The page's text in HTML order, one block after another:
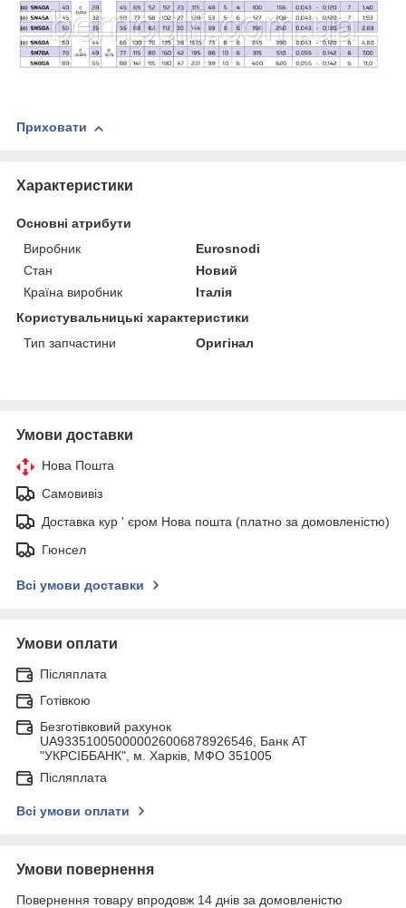
Приховати
Характеристики
Основні атрибути
Виробник
Eurosnodi
Стан
Новий
Країна виробник
Італія
Користувальницькі характеристики
Тип запчастини
Оригінал
Умови доставки
Нова Пошта
Самовивіз
Доставка кур ' єром Нова пошта (платно за домовленістю)
Гюнсел
Всі умови доставки
Умови оплати
Післяплата
Готівкою
Безготівковий рахунок
UA933510050000026006878926546, Банк АТ
"УКРСIББАНК", м. Харків, МФО 351005
Післяплата
Всі умови оплати
Умови повернення
Повернення товару впродовж 14 днів за домовленістю